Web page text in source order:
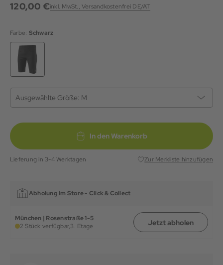
120,00 €inkl. MwSt., Versandkostenfrei DE/AT
Farbe: Schwarz
Ausgewählte Größe: M
In den Warenkorb
Lieferung in 3-4 Werktagen Zur Merkliste hinzufügen
Abholung im Store - Click & Collect
München | Rosenstraße 1-5
2 Stück verfügbar,3. Etage Jetzt abholen